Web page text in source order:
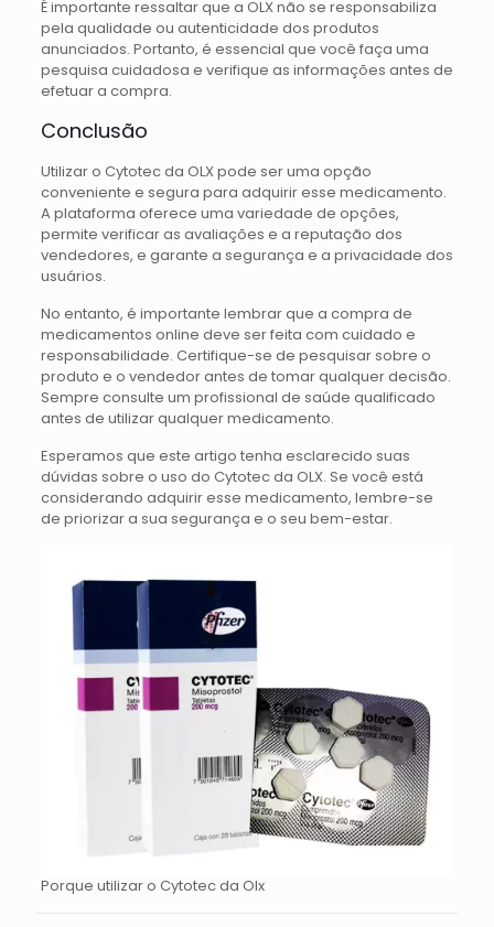
É importante ressaltar que a OLX não se responsabiliza
pela qualidade ou autenticidade dos produtos
anunciados. Portanto, é essencial que você faça uma
pesquisa cuidadosa e verifique as informações antes de
efetuar a compra.
Conclusão
Utilizar o Cytotec da OLX pode ser uma opção
conveniente e segura para adquirir esse medicamento.
A plataforma oferece uma variedade de opções,
permite verificar as avaliações e a reputação dos
vendedores, e garante a segurança e a privacidade dos
usuários.
No entanto, é importante lembrar que a compra de
medicamentos online deve ser feita com cuidado e
responsabilidade. Certifique-se de pesquisar sobre o
produto e o vendedor antes de tomar qualquer decisão.
Sempre consulte um profissional de saúde qualificado
antes de utilizar qualquer medicamento.
Esperamos que este artigo tenha esclarecido suas
dúvidas sobre o uso do Cytotec da OLX. Se você está
considerando adquirir esse medicamento, lembre-se
de priorizar a sua segurança e o seu bem-estar.
Porque utilizar o Cytotec da Olx